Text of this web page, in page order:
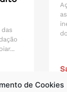
de Cookies